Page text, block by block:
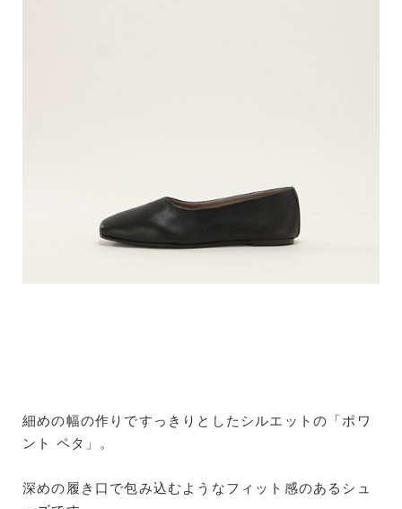
細めの幅の作りですっきりとしたシルエットの「ポワ
ント ペタ」。
深めの履き口で包み込むようなフィット感のあるシュ